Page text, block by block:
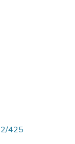
425